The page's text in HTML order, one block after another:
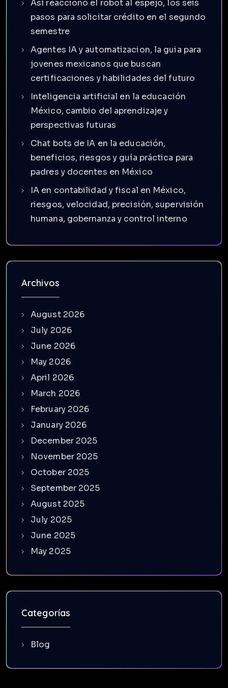
Así reaccionó el robot al espejo, los seis
pasos para solicitar crédito en el segundo
semestre
Agentes IA y automatizacion, la guia para
jovenes mexicanos que buscan
certificaciones y habilidades del futuro
Inteligencia artificial en la educación
México, cambio del aprendizaje y
perspectivas futuras
Chat bots de IA en la educación,
beneficios, riesgos y guía práctica para
padres y docentes en México
IA en contabilidad y fiscal en México,
riesgos, velocidad, precisión, supervisión
humana, gobernanza y control interno
Archivos
August 2026
July 2026
June 2026
May 2026
April 2026
March 2026
February 2026
January 2026
December 2025
November 2025
October 2025
September 2025
August 2025
July 2025
June 2025
May 2025
Categorías
Blog